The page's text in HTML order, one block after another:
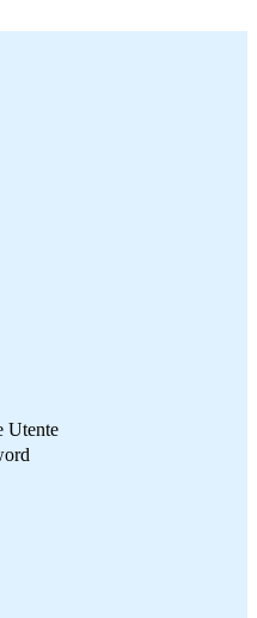
Utente